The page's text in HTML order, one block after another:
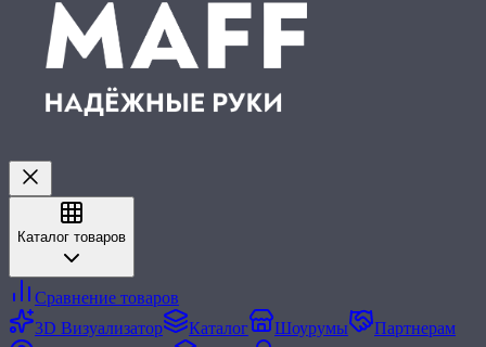
Каталог товаров
Сравнение товаров
3D Визуализатор
Каталог Шоурумы
Партнерам